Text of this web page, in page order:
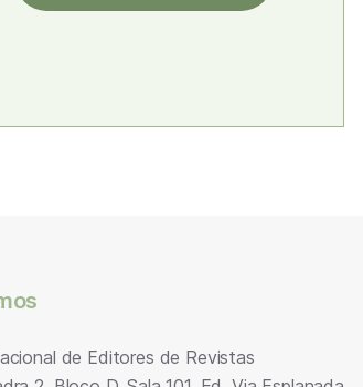
de Editores de Revistas